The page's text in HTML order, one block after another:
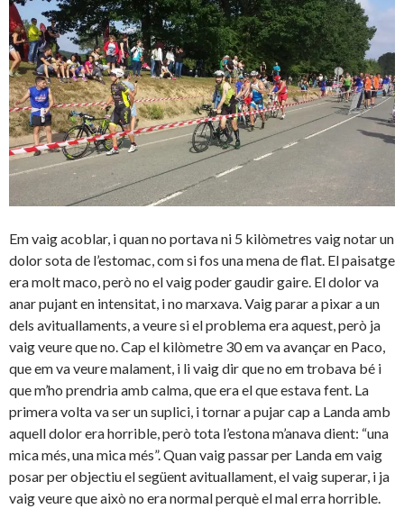
Em vaig acoblar, i quan no portava ni 5 kilòmetres vaig notar un
dolor sota de l’estomac, com si fos una mena de flat. El paisatge
era molt maco, però no el vaig poder gaudir gaire. El dolor va
anar pujant en intensitat, i no marxava. Vaig parar a pixar a un
dels avituallaments, a veure si el problema era aquest, però ja
vaig veure que no. Cap el kilòmetre 30 em va avançar en Paco,
que em va veure malament, i li vaig dir que no em trobava bé i
que m’ho prendria amb calma, que era el que estava fent. La
primera volta va ser un suplici, i tornar a pujar cap a Landa amb
aquell dolor era horrible, però tota l’estona m’anava dient: “una
mica més, una mica més”. Quan vaig passar per Landa em vaig
posar per objectiu el següent avituallament, el vaig superar, i ja
vaig veure que això no era normal perquè el mal erra horrible.